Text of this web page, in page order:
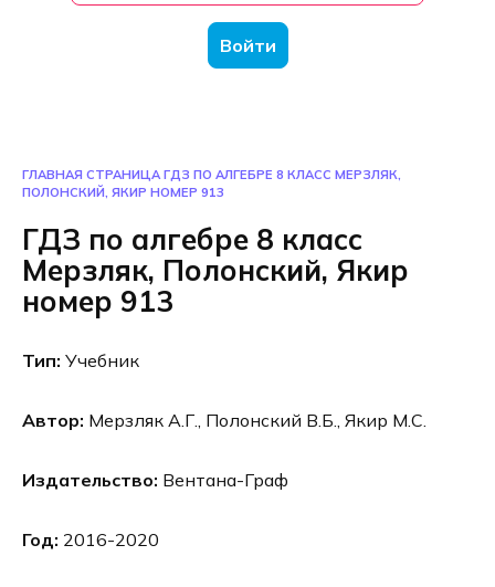
Войти
ГЛАВНАЯ СТРАНИЦА ГДЗ ПО АЛГЕБРЕ 8 КЛАСС МЕРЗЛЯК,
ПОЛОНСКИЙ, ЯКИР НОМЕР 913
ГДЗ по алгебре 8 класс
Мерзляк, Полонский, Якир
номер 913
Тип: Учебник
Автор: Мерзляк А.Г., Полонский В.Б., Якир М.С.
Издательство: Вентана-Граф
Год: 2016-2020